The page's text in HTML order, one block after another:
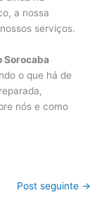
a nossa
serviços.
Sorocaba
o que há de
nós e como
Post seguinte →